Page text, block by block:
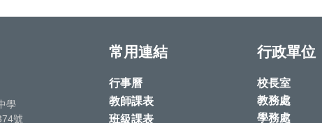
學
號
常用連結
行事曆
教師課表
班級課表
行政單位
校長室
教務處
學務處